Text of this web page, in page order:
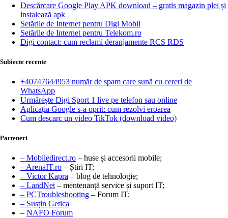
Descărcare Google Play APK download – gratis magazin plei și
instalează apk
Setările de Internet pentru Digi Mobil
Setările de Internet pentru Telekom.ro
Digi contact: cum reclami deranjamente RCS RDS
Subiecte recente
+40747644953 număr de spam care sună cu cereri de
WhatsApp
Urmărește Digi Sport 1 live pe telefon sau online
Aplicația Google s-a oprit: cum rezolvi eroarea
Cum descarc un video TikTok (download video)
Parteneri
– Mobiledirect.ro – huse și accesorii mobile;
– ArenaIT.ro – Știri IT;
– Victor Kapra – blog de tehnologie;
– LandNet– mentenanță service și suport IT;
– PCTroubleshooting – Forum IT;
– Susțin Getica
– NAFO Forum